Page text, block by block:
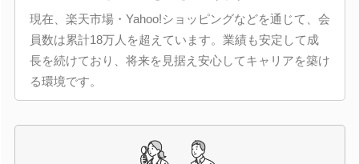
現在、楽天市場・Yahoo!ショッピングなどを通じて、会
員数は累計18万人を超えています。業績も安定して成
長を続けており、将来を見据え安心してキャリアを築け
る環境です。